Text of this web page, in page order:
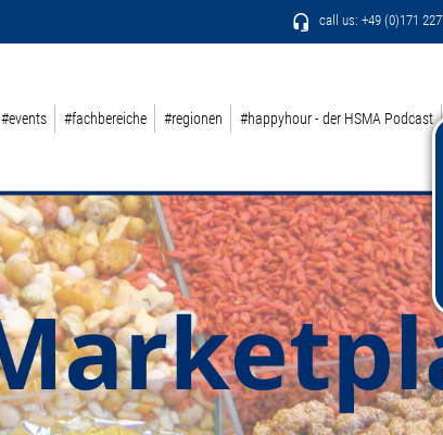
call us: +49 (0)171
#events #fachbereiche #regionen #happyhour - der HSMA Podcast